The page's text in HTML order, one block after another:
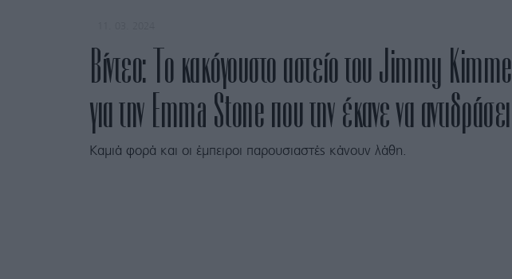
Βίντεο: Το κακόγουστο αστείο του Jimmy Kimmel
για την Emma Stone που την έκανε να αντιδράσει
Καμιά φορά και οι έμπειροι παρουσιαστές κάνουν λάθη.